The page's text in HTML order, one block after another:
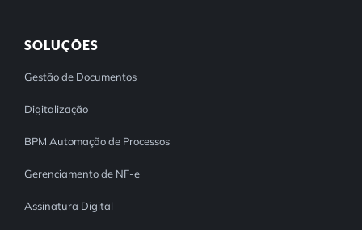
SOLUÇÕES
Gestão de Documentos
Digitalização
BPM Automação de Processos
Gerenciamento de NF-e
Assinatura Digital